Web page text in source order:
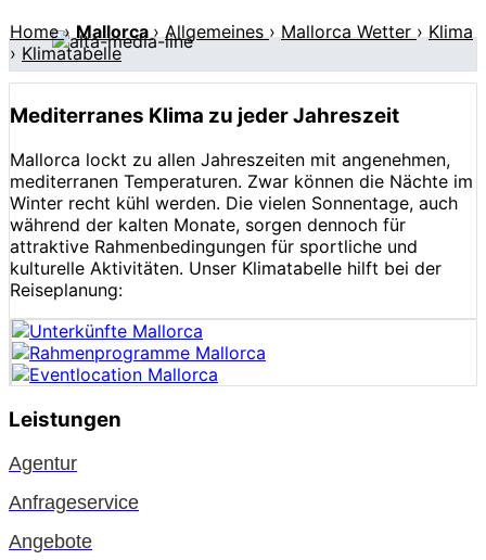
Home› Mallorca › Allgemeines › Mallorca Wetter › Klima
› Klimatabelle
Mediterranes Klima zu jeder Jahreszeit
Mallorca lockt zu allen Jahreszeiten mit angenehmen,
mediterranen Temperaturen. Zwar können die Nächte im
Winter recht kühl werden. Die vielen Sonnentage, auch
während der kalten Monate, sorgen dennoch für
attraktive Rahmenbedingungen für sportliche und
kulturelle Aktivitäten. Unser Klimatabelle hilft bei der
Reiseplanung:
Leistungen
Agentur
Anfrageservice
Angebote